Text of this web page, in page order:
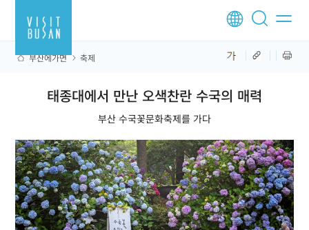
부산에가면 축제
태종대에서 만난 오색찬란 수국의 매력
부산 수국꽃문화축제를 가다